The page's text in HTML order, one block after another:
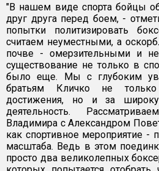
"В нашем виде спорта бойцы
друг друга перед боем, -
попытки политизировать
считаем неуместными, а
почве - омерзительными и
существование не только в
было еще. Мы с глубоким
братьям Кличко не
достижения, но и за
деятельность.
Владимира с Александром
как спортивное мероприятие -
масштаба. Ведь в этом
просто два великолепных